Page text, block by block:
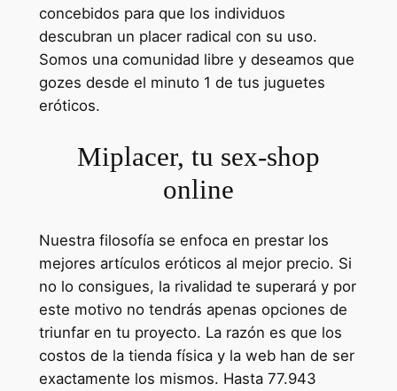
concebidos para que los individuos
descubran un placer radical con su uso.
Somos una comunidad libre y deseamos que
gozes desde el minuto 1 de tus juguetes
eróticos.
Miplacer, tu sex-shop
online
Nuestra filosofía se enfoca en prestar los
mejores artículos eróticos al mejor precio. Si
no lo consigues, la rivalidad te superará y por
este motivo no tendrás apenas opciones de
triunfar en tu proyecto. La razón es que los
costos de la tienda física y la web han de ser
exactamente los mismos. Hasta 77.943